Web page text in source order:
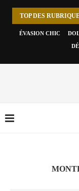
TOP DES
ÉVASION CHIC